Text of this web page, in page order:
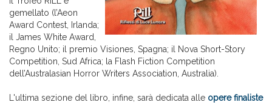
gemellato (l’Aeon
Award Contest, Irlanda;
il James White Award,
Regno Unito; il premio Visiones, Spagna; il Nova Short-Story
Competition, Sud Africa; la Flash Fiction Competition
dell’Australasian Horror Writers Association, Australia).
L'ultima sezione del libro, infine, sarà dedicata alle opere finaliste